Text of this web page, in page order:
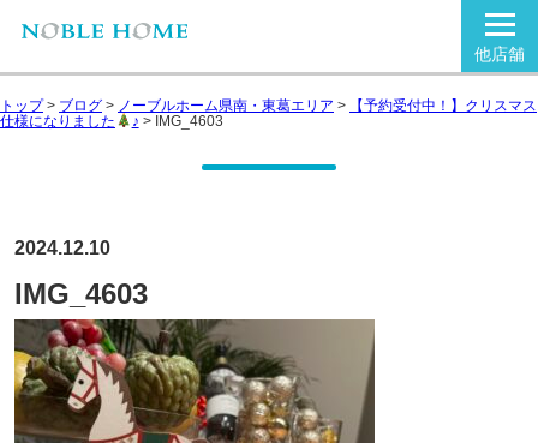
他店舗
トップ> ブログ > ノーブルホーム県南・東葛エリア >
【予約受付中！】クリスマス
仕様になりました
♪ > IMG_4603
2024.12.10
IMG_4603